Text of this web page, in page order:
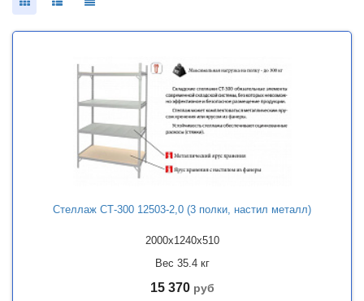
Стеллаж СТ-300 12503-2,0 (3 полки, настил металл)
2000x1240x510
Вес 35.4 кг
15 370 руб